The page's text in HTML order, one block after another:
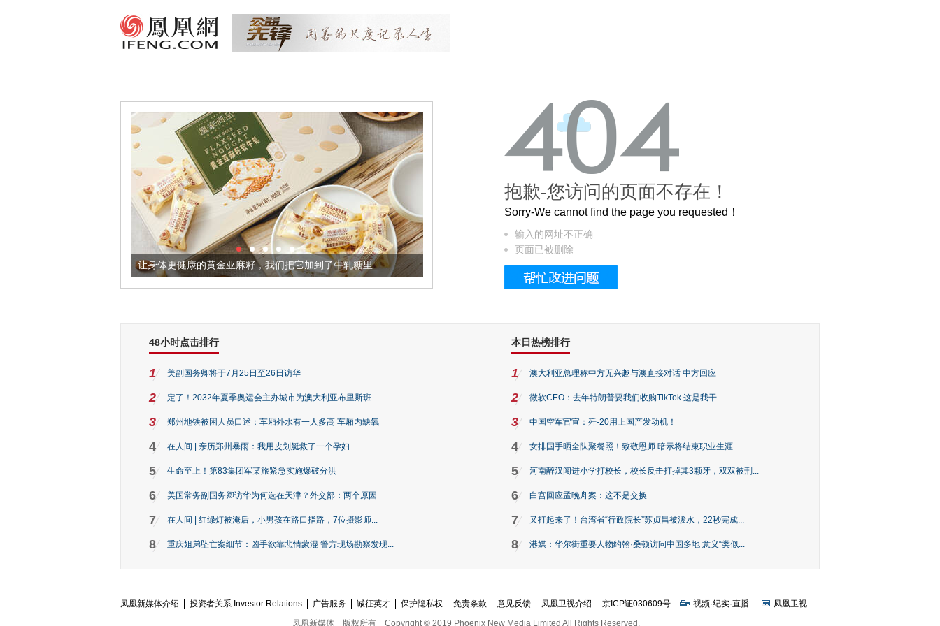
让身体更健康的黄金亚麻籽，我们把它加到了牛轧糖里 被列入佛家七宝的它到底有多美？
抱歉-您访问的页面不存在！
Sorry-We cannot find the page you requested！
输入的网址不正确
页面已被删除
48小时点击排行
1 美副国务卿将于7月25日至26日访华
2 定了！2032年夏季奥运会主办城市为澳大利亚布里斯班
3 郑州地铁被困人员口述：车厢外水有一人多高 车厢内缺氧
4 在人间 | 亲历郑州暴雨：我用皮划艇救了一个孕妇
5 生命至上！第83集团军某旅紧急实施爆破分洪
6 美国常务副国务卿访华为何选在天津？外交部：两个原因
7 在人间 | 红绿灯被淹后，小男孩在路口指路，7位摄影师...
8 重庆姐弟坠亡案细节：凶手欲靠悲情蒙混 警方现场勘察发现...
本日热榜排行
1 澳大利亚总理称中方无兴趣与澳直接对话 中方回应
2 微软CEO：去年特朗普要我们收购TikTok 这是我干...
3 中国空军官宣：歼-20用上国产发动机！
4 女排国手晒全队聚餐照！致敬恩师 暗示将结束职业生涯
5 河南醉汉闯进小学打校长，校长反击打掉其3颗牙，双双被刑...
6 白宫回应孟晚舟案：这不是交换
7 又打起来了！台湾省“行政院长”苏贞昌被泼水，22秒完成...
8 港媒：华尔街重要人物约翰·桑顿访问中国多地 意义“类似...
凤凰新媒体介绍 投资者关系 Investor Relations 广告服务 诚征英才 保护隐私权 免责条款 意见反馈 凤凰卫视介绍 京ICP证030609号 视频·纪实·直播
凤凰卫视
凤凰新媒体
版权所有 Copyright © 2019 Phoenix New Media Limited All Rights Reserved.